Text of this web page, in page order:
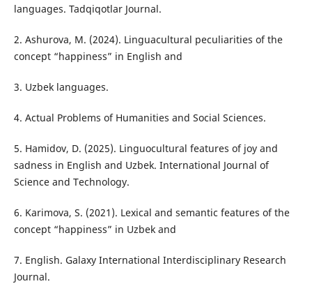
languages. Tadqiqotlar Journal.
2. Ashurova, M. (2024). Linguacultural peculiarities of the
concept “happiness” in English and
3. Uzbek languages.
4. Actual Problems of Humanities and Social Sciences.
5. Hamidov, D. (2025). Linguocultural features of joy and
sadness in English and Uzbek. International Journal of
Science and Technology.
6. Karimova, S. (2021). Lexical and semantic features of the
concept “happiness” in Uzbek and
7. English. Galaxy International Interdisciplinary Research
Journal.